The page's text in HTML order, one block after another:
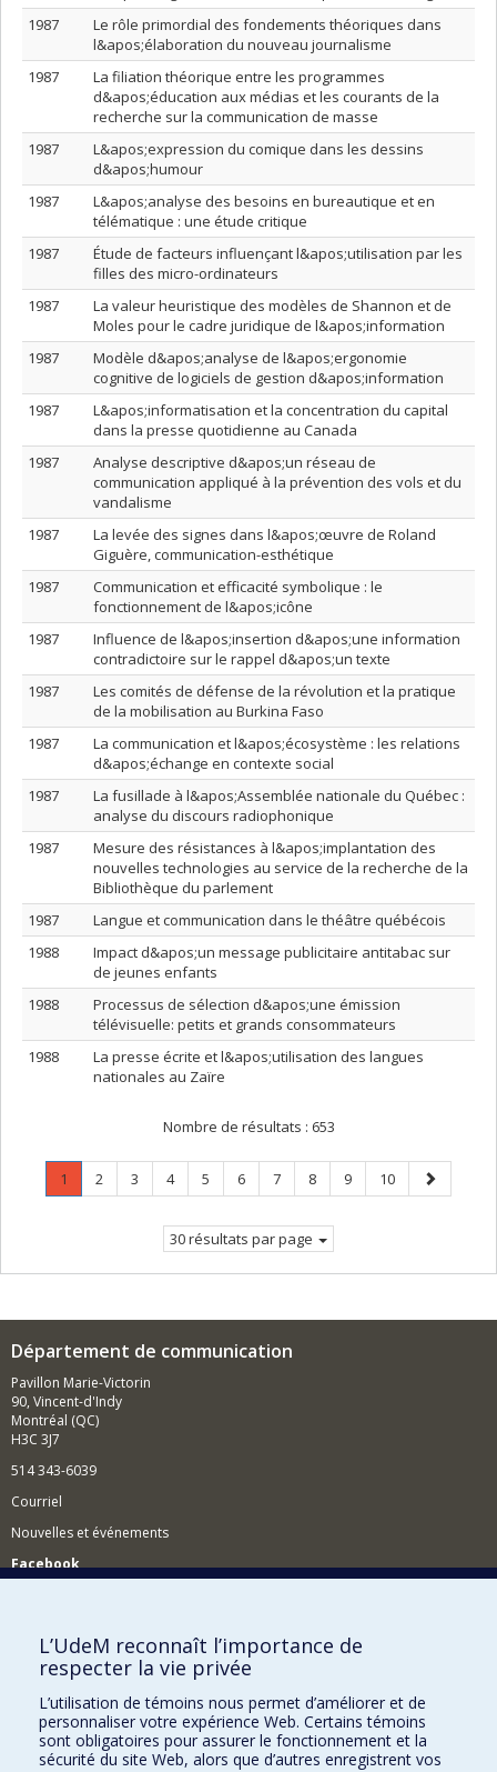
1987
Le rôle primordial des fondements théoriques dans
l&apos;élaboration du nouveau journalisme
1987
La filiation théorique entre les programmes
d&apos;éducation aux médias et les courants de la
recherche sur la communication de masse
1987
L&apos;expression du comique dans les dessins
d&apos;humour
1987
L&apos;analyse des besoins en bureautique et en
télématique : une étude critique
1987
Étude de facteurs influençant l&apos;utilisation par les
filles des micro-ordinateurs
1987
La valeur heuristique des modèles de Shannon et de
Moles pour le cadre juridique de l&apos;information
1987
Modèle d&apos;analyse de l&apos;ergonomie
cognitive de logiciels de gestion d&apos;information
1987
L&apos;informatisation et la concentration du capital
dans la presse quotidienne au Canada
1987
Analyse descriptive d&apos;un réseau de
communication appliqué à la prévention des vols et du
vandalisme
1987
La levée des signes dans l&apos;œuvre de Roland
Giguère, communication-esthétique
1987
Communication et efficacité symbolique : le
fonctionnement de l&apos;icône
1987
Influence de l&apos;insertion d&apos;une information
contradictoire sur le rappel d&apos;un texte
1987
Les comités de défense de la révolution et la pratique
de la mobilisation au Burkina Faso
1987
La communication et l&apos;écosystème : les relations
d&apos;échange en contexte social
1987
La fusillade à l&apos;Assemblée nationale du Québec :
analyse du discours radiophonique
1987
Mesure des résistances à l&apos;implantation des
nouvelles technologies au service de la recherche de la
Bibliothèque du parlement
1987
Langue et communication dans le théâtre québécois
1988
Impact d&apos;un message publicitaire antitabac sur
de jeunes enfants
1988
Processus de sélection d&apos;une émission
télévisuelle: petits et grands consommateurs
1988
La presse écrite et l&apos;utilisation des langues
nationales au Zaïre
Nombre de résultats : 653
Page
1
Page
Page
2 Page
3 Page
4 Page
5 Page
6 Page
7 Page
8 Page
9 Page
10
Page
suivante
30 résultats par page
Département de communication
Pavillon Marie-Victorin
90, Vincent-d'Indy
Montréal (QC)
H3C 3J7
514 343-6039
Courriel
Nouvelles et événements
Facebook
Comment soutenir le Département?
BESOIN D'AIDE?
Plan du site
Signaler une erreur
Accessibilité
L’UdeM reconnaît l’importance de
respecter la vie privée
L’utilisation de témoins nous permet d’améliorer et de
personnaliser votre expérience Web. Certains témoins
sont obligatoires pour assurer le fonctionnement et la
sécurité du site Web, alors que d’autres enregistrent vos